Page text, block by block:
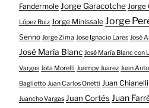
Fandermole Jorge Garacotche Jorge
López Ruiz Jorge Minissale Jorge
Senno Jorge Zima Jose Ignacio Lares José
José María Blanc José María Blanc con
Vargas Jota Morelli Juampy Juarez Juan
Baglietto Juan Carlos Onetti Juan Chianelli
Juancho Vargas Juan Cortés Juan